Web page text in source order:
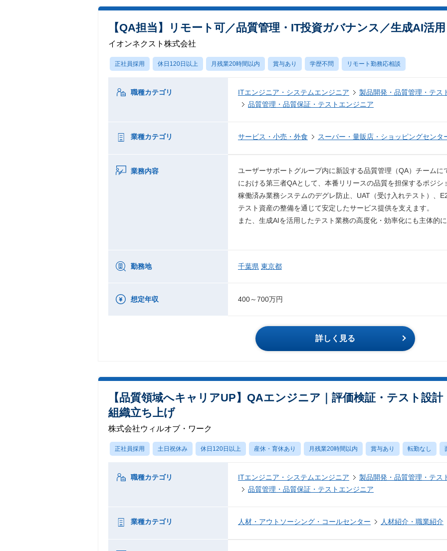
【QA担当】リモート可／品質管理・IT投資ガバナンス／生成AI活
イオンネクスト株式会社
正社員採用 休日120日以上 月残業20時間以内 賞与あり 学歴不問 リモート勤務応相談
職種カテゴリ ITエンジニア・システムエンジニア
製品開発・品質管理・テス
品質管理・品質保証・テストエンジニア
業種カテゴリ サービス・小売・外食 スーパー・量販店・ショッピングセンタ
業務内容
ユーザーサポートグループ内に新設する品質管理（QA）チームに
における第三者QAとして、本番リリースの品質を担保するポジシ
稼働済み業務システムのデグレ防止、UAT（受け入れテスト）、
テスト資産の整備を通じて安定したサービス提供を支えます。
また、生成AIを活用したテスト業務の高度化・効率化にも主体的
勤務地 千葉県 東京都
想定年収 400～700万円
詳しく見る
【品質領域へキャリアUP】QAエンジニア｜評価検証・テスト設計
組織立ち上げ
株式会社ウィルオブ・ワーク
正社員採用 土日祝休み 休日120日以上 産休・育休あり 月残業20時間以内 賞与あり 転勤なし
職種カテゴリ ITエンジニア・システムエンジニア
製品開発・品質管理・テス
品質管理・品質保証・テストエンジニア
業種カテゴリ 人材・アウトソーシング・コールセンター 人材紹介・職業紹介